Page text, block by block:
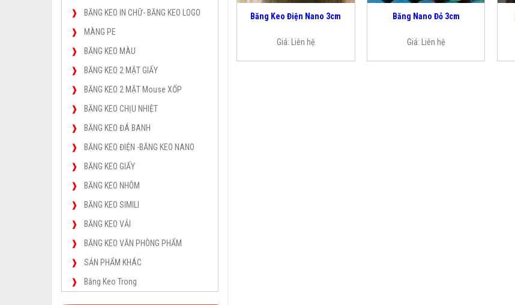
BĂNG KEO IN CHỮ- BĂNG KEO LOGO
MÀNG PE
BĂNG KEO MÀU
BĂNG KEO 2 MẶT GIẤY
BĂNG KEO 2 MẶT Mouse XỐP
BĂNG KEO CHỊU NHIỆT
BĂNG KEO ĐÁ BANH
BĂNG KEO ĐIỆN -BĂNG KEO NANO
BĂNG KEO GIẤY
BĂNG KEO NHÔM
BĂNG KEO SIMILI
BĂNG KEO VẢI
BĂNG KEO VĂN PHÒNG PHẨM
SẢN PHẨM KHÁC
Băng Keo Trong
Băng Keo Điện Nano 3cm
Giá: Liên hệ
Băng Nano Đỏ 3cm
Giá: Liên hệ